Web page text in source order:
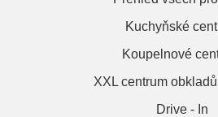
Kuchyňské
Koupelnové
XXL centrum
Drive - In